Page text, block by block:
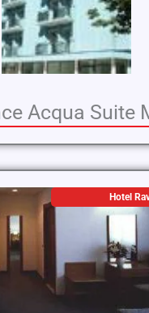
Acqua Suite
Hotel